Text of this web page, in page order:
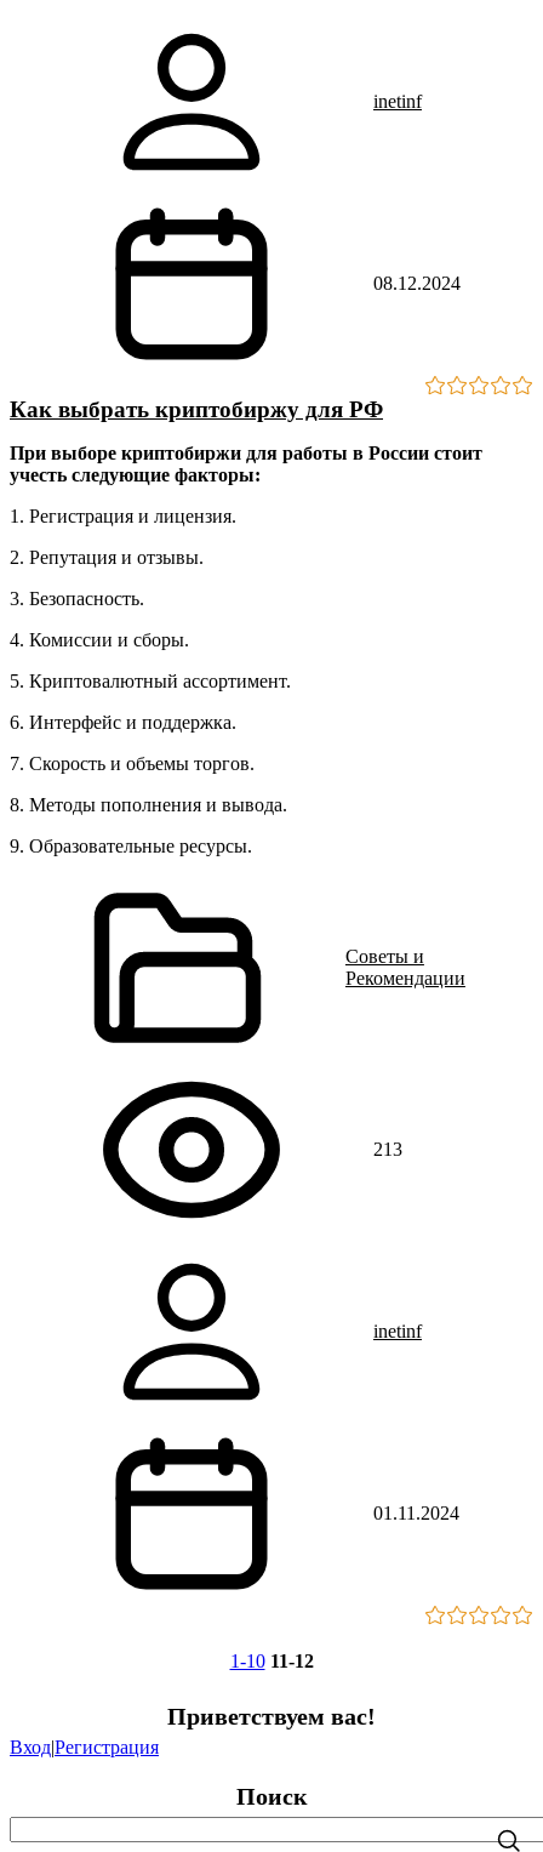
inetinf
08.12.2024
Как выбрать криптобиржу для РФ
При выборе криптобиржи для работы в России стоит
учесть следующие факторы:
1. Регистрация и лицензия.
2. Репутация и отзывы.
3. Безопасность.
4. Комиссии и сборы.
5. Криптовалютный ассортимент.
6. Интерфейс и поддержка.
7. Скорость и объемы торгов.
8. Методы пополнения и вывода.
9. Образовательные ресурсы.
Советы и
Рекомендации
213
inetinf
01.11.2024
1-10 11-12
Приветствуем вас!
Вход|Регистрация
Поиск